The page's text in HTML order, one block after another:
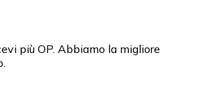
più OP. Abbiamo la migliore